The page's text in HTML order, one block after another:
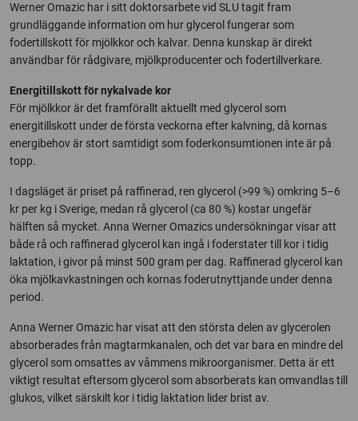
Werner Omazic har i sitt doktorsarbete vid SLU tagit fram
grundläggande information om hur glycerol fungerar som
fodertillskott för mjölkkor och kalvar. Denna kunskap är direkt
användbar för rådgivare, mjölkproducenter och fodertillverkare.
Energitillskott för nykalvade kor
För mjölkkor är det framförallt aktuellt med glycerol som
energitillskott under de första veckorna efter kalvning, då kornas
energibehov är stort samtidigt som foderkonsumtionen inte är på
topp.
I dagsläget är priset på raffinerad, ren glycerol (>99 %) omkring 5–6
kr per kg i Sverige, medan rå glycerol (ca 80 %) kostar ungefär
hälften så mycket. Anna Werner Omazics undersökningar visar att
både rå och raffinerad glycerol kan ingå i foderstater till kor i tidig
laktation, i givor på minst 500 gram per dag. Raffinerad glycerol kan
öka mjölkavkastningen och kornas foderutnyttjande under denna
period.
Anna Werner Omazic har visat att den största delen av glycerolen
absorberades från magtarmkanalen, och det var bara en mindre del
glycerol som omsattes av våmmens mikroorganismer. Detta är ett
viktigt resultat eftersom glycerol som absorberats kan omvandlas till
glukos, vilket särskilt kor i tidig laktation lider brist av.